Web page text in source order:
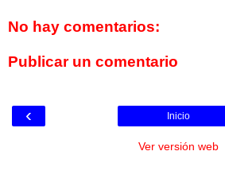
No hay comentarios:
Publicar un comentario
‹ Inicio
Ver versión web